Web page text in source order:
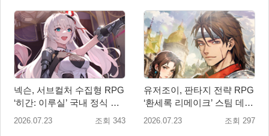
넥슨, 서브컬처 수집형 RPG
‘히간: 이루실’ 국내 정식 출
시
2026.07.23 조회 343
유저조이, 판타지 전략 RPG
‘환세록 리메이크’ 스팀 데모
무료 배포
2026.07.23 조회 297